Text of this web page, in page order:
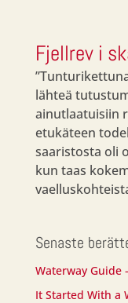
Fjellrev i
lähteä
ainutlaatuisiin
etukäteen
saaristosta oli
kun taas
Senaste
Waterway Guide
It Started With a